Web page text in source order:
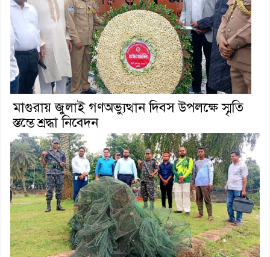
মাগুরায় জুলাই গণঅভ্যুত্থান দিবস উপলক্ষে স্মৃতি
স্তম্ভে শ্রদ্ধা নিবেদন